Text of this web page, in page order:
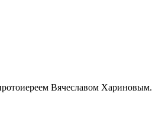
Вячеславом Хариновым.